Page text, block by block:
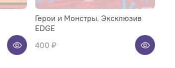
Герои и Монстры. Эксклюзив
EDGE
400 ₽